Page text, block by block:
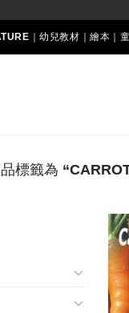
｜幼兒教材｜繪本｜
標籤為